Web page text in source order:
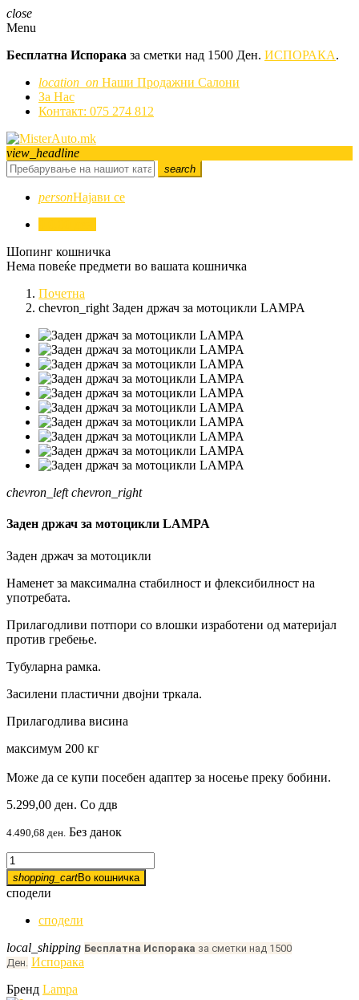
close
Menu
Бесплатна Испорака за сметки над 1500 Ден. ИСПОРАКА.
location_on Наши Продажни Салони
За Нас
Контакт: 075 274 812
view_headline
search
personНајави се
Шопинг кошничка
Нема повеќе предмети во вашата кошничка
Почетна
chevron_right Заден држач за мотоцикли LAMPA
chevron_left chevron_right
Заден држач за мотоцикли LAMPA
Заден држач за мотоцикли
Наменет за максимална стабилност и флексибилност на
употребата.
Прилагодливи потпори со влошки изработени од материјал
против гребење.
Тубуларна рамка.
Засилени пластични двојни тркала.
Прилагодлива висина
максимум 200 кг
Може да се купи посебен адаптер за носење преку бобини.
5.299,00 ден. Со ддв
4.490,68 ден. Без данок
shopping_cartВо кошничка
сподели
сподели
local_shipping Бесплатна Испорака за сметки над 1500
Ден. Испорака
Бренд Lampa